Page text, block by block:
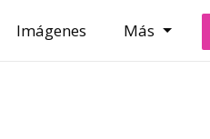
Imágenes Más